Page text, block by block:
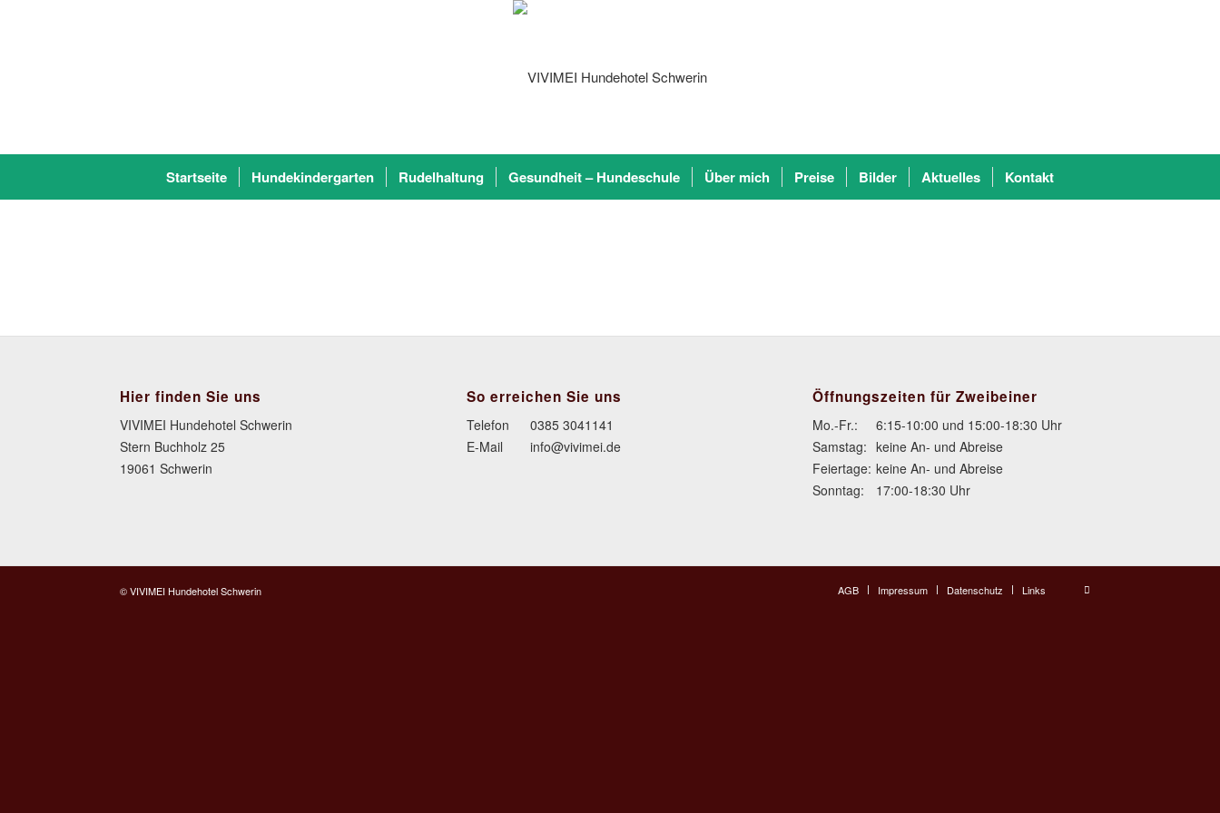
Startseite Hundekindergarten Rudelhaltung Gesundheit – Hundeschule Über mich Preise Bilder Aktuelles Kontakt
Hier finden Sie uns
VIVIMEI Hundehotel Schwerin
Stern Buchholz 25
19061 Schwerin
So erreichen Sie uns
Telefon
0385 3041141
E-Mail
info@vivimei.de
Öffnungszeiten für Zweibeiner
Mo.-Fr.:
6:15-10:00 und 15:00-18:30 Uhr
Samstag: keine An- und Abreise
Feiertage: keine An- und Abreise
Sonntag:
17:00-18:30 Uhr
© VIVIMEI Hundehotel Schwerin AGB Impressum Datenschutz Links